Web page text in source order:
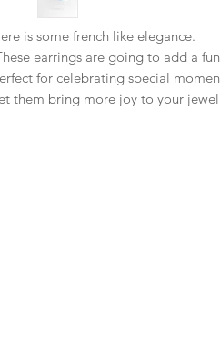
is some french like elegance.
earrings are going to add a
for celebrating special
them bring more joy to your